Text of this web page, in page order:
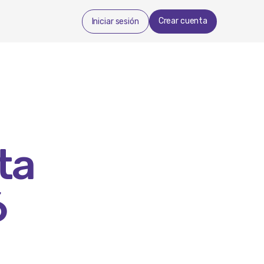
Iniciar sesión Crear cuenta